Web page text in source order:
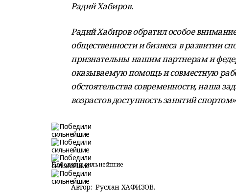
Радий Хабиров.
Радий Хабиров обратил особое
общественности и бизнеса в развитии
признательны нашим партнерам и
оказываемую помощь и совместную
обстоятельства современности, наша
возрастов доступность занятий
Победили сильнейшие
Автор: Руслан ХАФИЗОВ.